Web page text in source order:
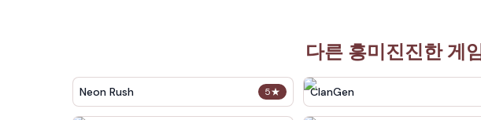
다른 흥미진진한 게
5★
Neon Rush ClanGen